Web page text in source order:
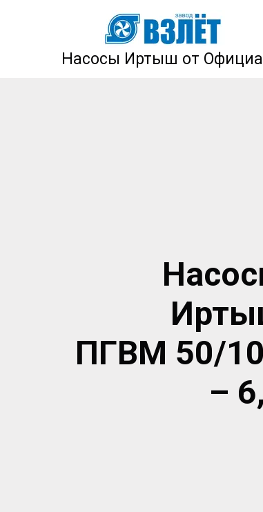
Насосы Иртыш от
ПГВМ 50/
–